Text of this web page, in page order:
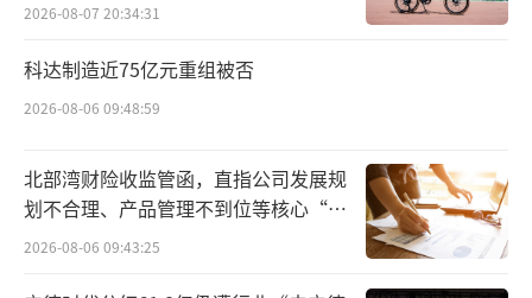
隐形正畸初期重点在经济发达地区和一二
城市渗透，随着市场教育进行到一定阶段，还
大力拓展下沉市场。在服务终端，各类品牌的
消费人群。
简而言之，尽管国内隐形正畸渗透率持续
2026-08-07 20:34:31
科达制造近75亿元重组被否
2026-08-06 09:48:59
北部湾财险收监管函，直指公司发展规
划不合理、产品管理不到位等核心“痛
点”
2026-08-06 09:43:25